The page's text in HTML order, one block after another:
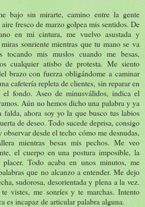
bajo sin mirarte, camino entre la gente
fresco de marzo golpea mis sentidos. De
en mi cintura, me vuelvo asustada y
sonriente mientras que tu mano se va
tocando mis muslos cuando me besas,
cualquier atisbo de protesta. Me siento
brazo con fuerza obligándome a caminar
cafetería repleta de clientes, sin reparar en
el fondo. Aseo de minusválidos, indica el
Aún no hemos dicho una palabra y ya
falda, ahora soy yo la que busco tus labios
de deseo. Todo sucede deprisa, consigo
desde el techo cómo me desnudas,
mientras besas mis pechos. Me veo
el cuerpo en una postura imposible, la
placer. Todo acaba en unos minutos, me
que no alcanzo a entender. Me dejo
sudorosa, desorientada y plena a la vez.
vistes, me sonríes y te marchas. Intento
es incapaz de articular palabra alguna.